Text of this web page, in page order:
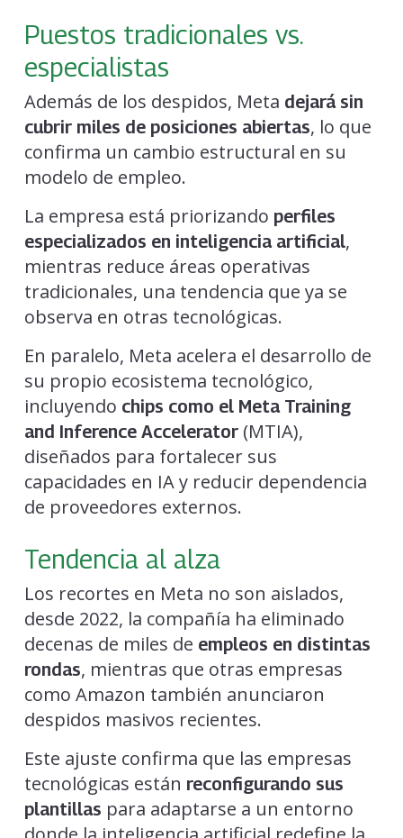
Puestos tradicionales vs.
especialistas
Además de los despidos, Meta dejará sin
cubrir miles de posiciones abiertas, lo que
confirma un cambio estructural en su
modelo de empleo.
La empresa está priorizando perfiles
especializados en inteligencia artificial,
mientras reduce áreas operativas
tradicionales, una tendencia que ya se
observa en otras tecnológicas.
En paralelo, Meta acelera el desarrollo de
su propio ecosistema tecnológico,
incluyendo chips como el Meta Training
and Inference Accelerator(MTIA),
diseñados para fortalecer sus
capacidades en IA y reducir dependencia
de proveedores externos.
Tendencia al alza
Los recortes en Meta no son aislados,
desde 2022, la compañía ha eliminado
decenas de miles de empleos en distintas
rondas, mientras que otras empresas
como Amazon también anunciaron
despidos masivos recientes.
Este ajuste confirma que las empresas
tecnológicas están reconfigurando sus
plantillas para adaptarse a un entorno